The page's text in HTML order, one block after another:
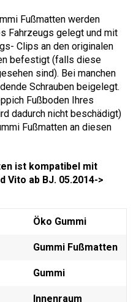
Fußmatten werden
Fahrzeugs gelegt und mit
Clips an den originalen
befestigt (falls diese
sind). Bei manchen
Schrauben beigelegt.
Fußboden Ihres
dadurch nicht beschädigt)
Fußmatten an diesen
ist kompatibel mit
Vito ab BJ. 05.2014->
Öko Gummi
Gummi Fußmatten
Gummi
Innenraum